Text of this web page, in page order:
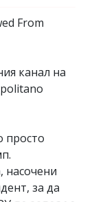
From
канал на
просто
насочени
за да